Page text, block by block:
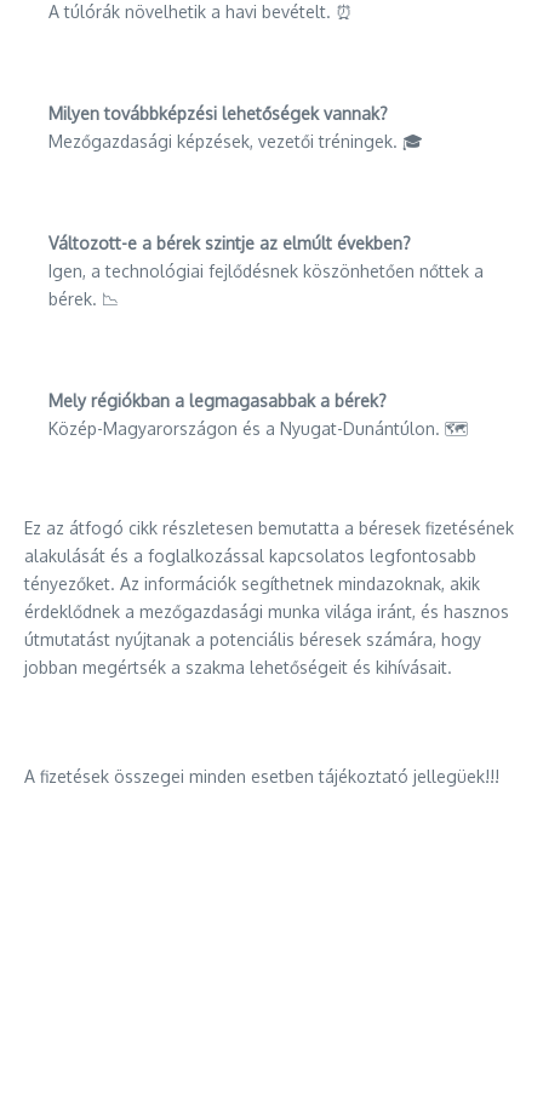
A túlórák növelhetik a havi bevételt. ⏰
Milyen továbbképzési lehetőségek vannak?
Mezőgazdasági képzések, vezetői tréningek. 🎓
Változott-e a bérek szintje az elmúlt években?
Igen, a technológiai fejlődésnek köszönhetően nőttek a
bérek. 📉
Mely régiókban a legmagasabbak a bérek?
Közép-Magyarországon és a Nyugat-Dunántúlon. 🗺️
Ez az átfogó cikk részletesen bemutatta a béresek fizetésének
alakulását és a foglalkozással kapcsolatos legfontosabb
tényezőket. Az információk segíthetnek mindazoknak, akik
érdeklődnek a mezőgazdasági munka világa iránt, és hasznos
útmutatást nyújtanak a potenciális béresek számára, hogy
jobban megértsék a szakma lehetőségeit és kihívásait.
A fizetések összegei minden esetben tájékoztató jellegüek!!!